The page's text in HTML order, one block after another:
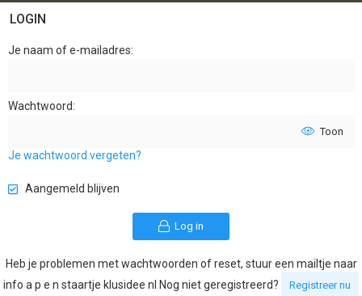
LOGIN
Je naam of e-mailadres
Wachtwoord
Toon
Je wachtwoord vergeten?
Aangemeld blijven
Log in
Heb je problemen met wachtwoorden of reset, stuur een mailtje naar
info a p e n staartje klusidee nl Nog niet geregistreerd?
Registreer nu